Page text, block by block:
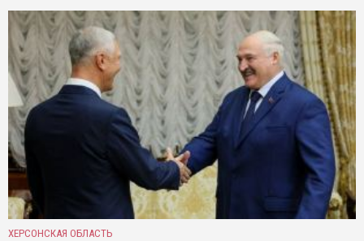
ХЕРСОНСКАЯ ОБЛАСТЬ